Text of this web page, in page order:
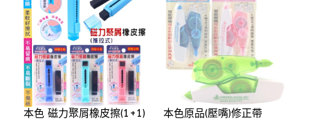
本色 磁力聚屑橡皮擦(1+1) 本色原品(壓嘴)修正帶